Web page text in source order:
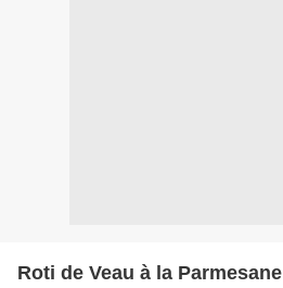
Roti de Veau à la Parmesane